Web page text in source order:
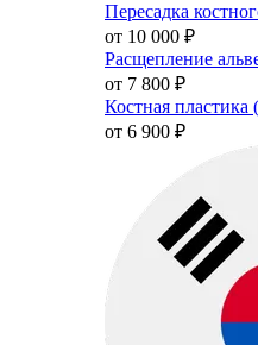
Пересадка
от 10 000 ₽
Расщепление
от 7 800 ₽
Костная пластика
от 6 900 ₽